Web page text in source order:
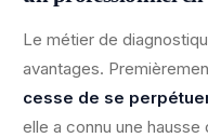
Le métier de
avantages.
cesse de se
elle a connu une hausse